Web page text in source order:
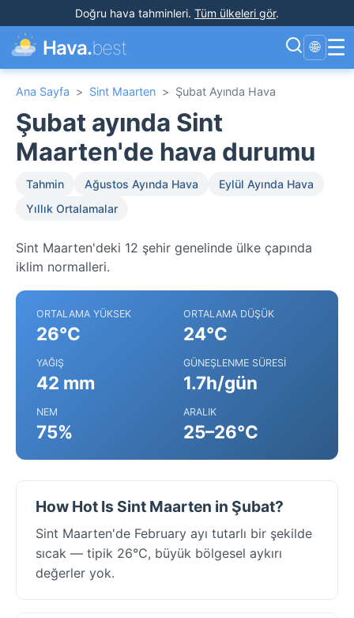
Doğru hava tahminleri. Tüm ülkeleri gör.
Hava.best 🌐 ☰
Ana Sayfa > Sint Maarten > Şubat Ayında Hava
Şubat ayında Sint
Maarten'de hava durumu
Tahmin Ağustos Ayında Hava
Eylül Ayında Hava
Yıllık Ortalamalar
Sint Maarten'deki 12 şehir genelinde ülke çapında
iklim normalleri.
ORTALAMA YÜKSEK
26°C
ORTALAMA DÜŞÜK
24°C
YAĞIŞ
42 mm
GÜNEŞLENME SÜRESI
1.7h/gün
NEM
75%
ARALIK
25–26°C
How Hot Is Sint Maarten in Şubat?
Sint Maarten'de February ayı tutarlı bir şekilde
sıcak — tipik 26°C, büyük bölgesel aykırı
değerler yok.